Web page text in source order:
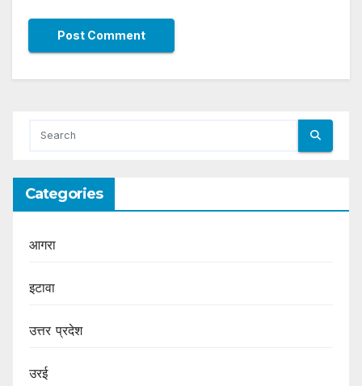
Categories
आगरा
इटावा
उत्तर प्रदेश
उरई